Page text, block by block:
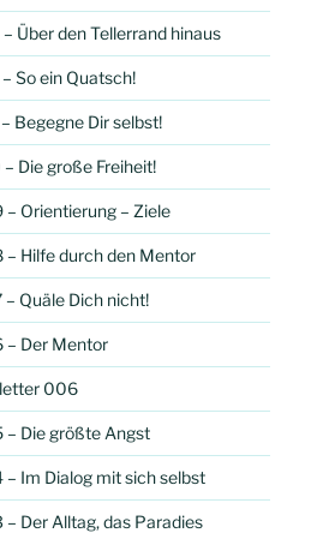
Über den Tellerrand hinaus
So ein Quatsch!
Begegne Dir selbst!
Die große Freiheit!
Orientierung – Ziele
Hilfe durch den Mentor
Quäle Dich nicht!
Der Mentor
006
Die größte Angst
Im Dialog mit sich selbst
Der Alltag, das Paradies